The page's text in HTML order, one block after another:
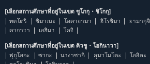
[เลือกสถานศึกษาที่อยู่ในเขต ชูโกกุ・ชิโกกุ]
ทตโตริ
ชิมาเนะ โอคายามา ฮิโรชิมา ยามากุจิ
คากาวา
เอฮิมา โคจิ
[เลือกสถานศึกษาที่อยู่ในเขต คิวชู・โอกินาวา]
ฟุกุโอกะ
ซากะ นางาซากิ คุมาโมโตะ โออิตะ